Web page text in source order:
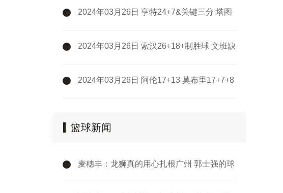
2024年03月26日 亨特24+7&关键三分 塔图
2024年03月26日 索汉26+18+制胜球 文班缺
2024年03月26日 阿伦17+13 莫布里17+7+8
篮球新闻
麦穗丰：龙狮真的用心扎根广州 郭士强的球